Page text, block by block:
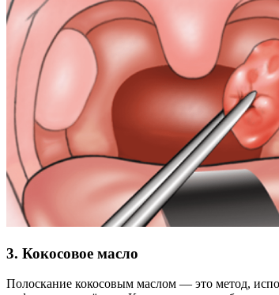
3. Кокосовое масло
Полоскание кокосовым маслом — это метод,